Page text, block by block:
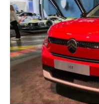
caravaning.